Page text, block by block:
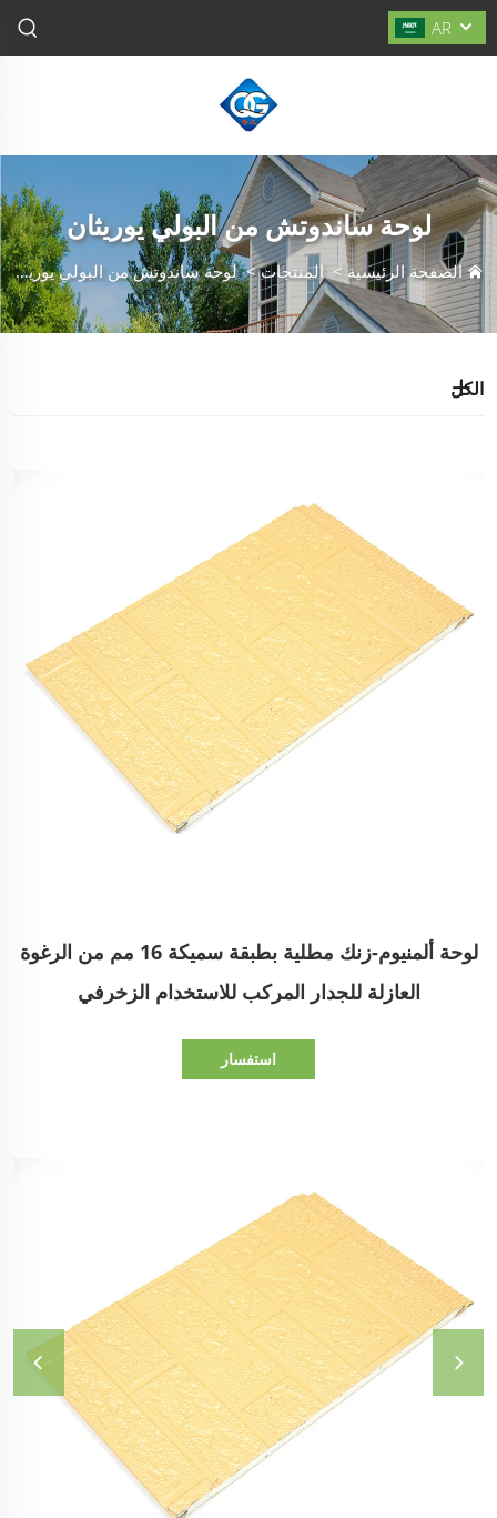
AR
لوحة ساندوتش من البولي يوريثان
الصفحة الرئيسية >المنتجات>لوحة ساندوتش من البولي يوريثان
الكل
لوحة ألمنيوم-زنك مطلية بطبقة سميكة 16 مم من الرغوة
العازلة للجدار المركب للاستخدام الزخرفي
استفسار